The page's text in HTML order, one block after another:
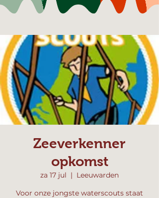
Zeeverkenner
opkomst
za 17 jul
  |
Leeuwarden
Voor onze jongste waterscouts staat